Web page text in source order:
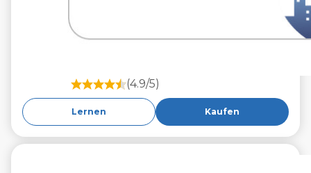
(4.9/5)
Lernen Kaufen